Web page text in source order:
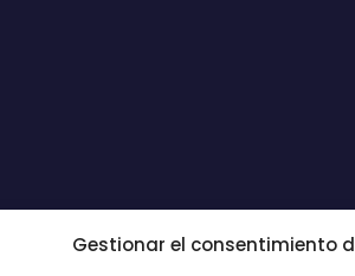
Gestionar el consentimiento